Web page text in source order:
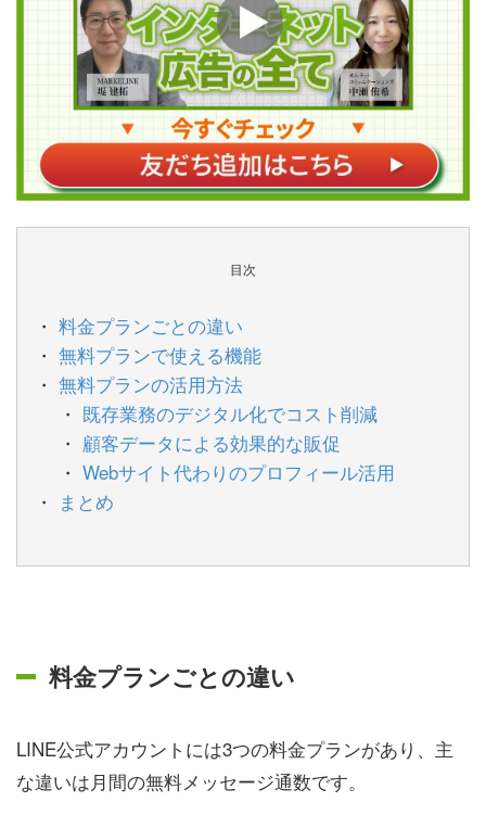
目次
料金プランごとの違い
無料プランで使える機能
無料プランの活用方法
既存業務のデジタル化でコスト削減
顧客データによる効果的な販促
Webサイト代わりのプロフィール活用
まとめ
料金プランごとの違い
LINE公式アカウントには3つの料金プランがあり、主
な違いは月間の無料メッセージ通数です。